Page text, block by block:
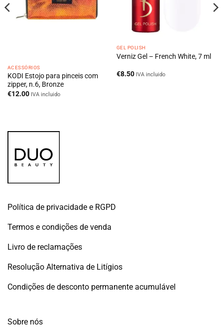
ACESSÓRIOS
KODI Estojo para pinceis com
zipper, n.6, Bronze
€12.00 IVA incluido
GEL POLISH
Verniz Gel – French White, 7 ml
€8.50 IVA incluido
Política de privacidade e RGPD
Termos e condições de venda
Livro de reclamações
Resolução Alternativa de Litígios
Condições de desconto permanente acumulável
Sobre nós